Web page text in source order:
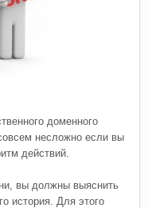
доменного
несложно если вы
действий.
вы должны выяснить
история. Для этого